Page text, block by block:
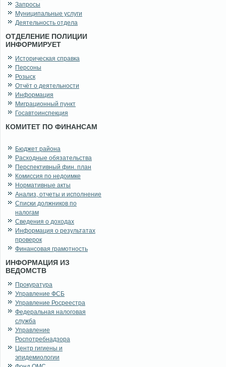
Запросы
Муниципальные услуги
Деятельность отдела
ОТДЕЛЕНИЕ ПОЛИЦИИ
ИНФОРМИРУЕТ
Историческая справка
Персоны
Розыск
Отчёт о деятельности
Информация
Миграционный пункт
Госавтоинспекция
КОМИТЕТ ПО ФИНАНСАМ
Бюджет района
Расходные обязательства
Перспективный фин. план
Комиссия по недоимке
Нормативные акты
Анализ, отчеты и исполнение
Списки должников по
налогам
Сведения о доходах
Информация о результатах
проверок
Финансовая грамотность
ИНФОРМАЦИЯ ИЗ
ВЕДОМСТВ
Прокуратура
Управление ФСБ
Управление Росреестра
Федеральная налоговая
служба
Управление
Роспотребнадзора
Центр гигиены и
эпидемиологии